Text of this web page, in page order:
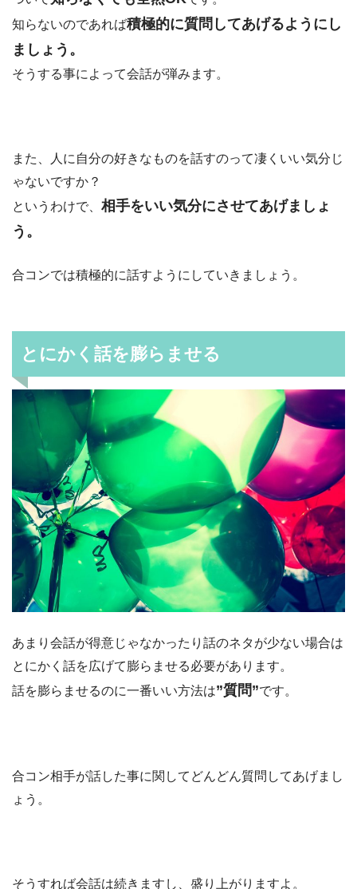
知らないのであれば積極的に質問してあげるようにし
ましょう。
そうする事によって会話が弾みます。
また、人に自分の好きなものを話すのって凄くいい気分じ
ゃないですか？
というわけで、 相手をいい気分にさせてあげましょ
う。
合コンでは積極的に話すようにしていきましょう。
とにかく話を膨らませる
あまり会話が得意じゃなかったり話のネタが少ない場合は
とにかく話を広げて膨らませる必要があります。
話を膨らませるのに一番いい方法は”質問”です。
合コン相手が話した事に関してどんどん質問してあげまし
ょう。
そうすれば会話は続きますし、盛り上がりますよ。